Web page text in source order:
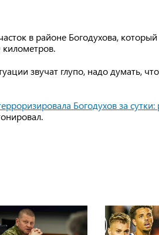
в районе Богодухова, который
звучат глупо, надо думать,
Богодухов за